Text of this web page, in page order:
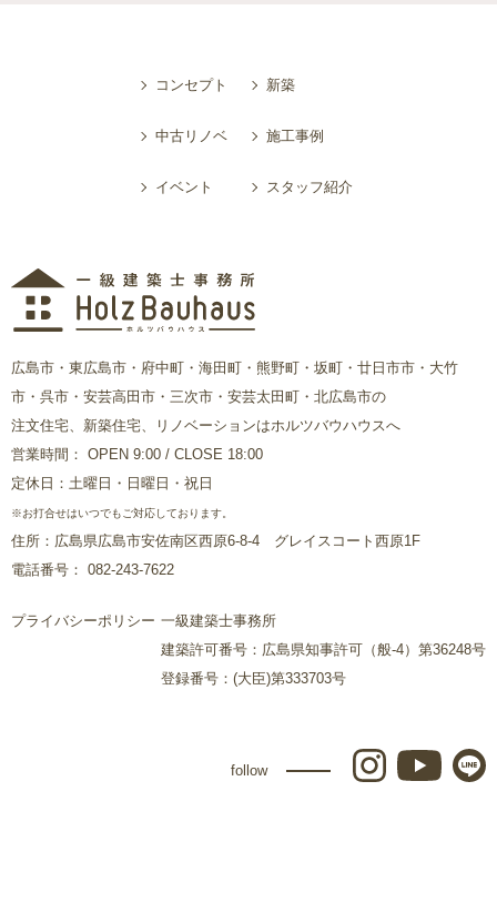
コンセプト 新築
中古リノベ 施工事例
イベント スタッフ紹介
広島市・東広島市・府中町・海田町・熊野町・坂町・廿日市市・大竹
市・呉市・安芸高田市・三次市・安芸太田町・北広島市の
注文住宅、新築住宅、リノベーションはホルツバウハウスへ
営業時間： OPEN 9:00 / CLOSE 18:00
定休日：土曜日・日曜日・祝日
※お打合せはいつでもご対応しております。
住所：広島県広島市安佐南区西原6-8-4 グレイスコート西原1F
電話番号： 082-243-7622
プライバシーポリシー 一級建築士事務所
建築許可番号：広島県知事許可（般-4）第36248号
登録番号：(大臣)第333703号